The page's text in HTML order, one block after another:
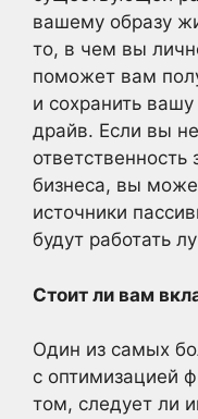
вашему образу
то, в чем вы
поможет вам
и сохранить
драйв. Если вы
ответственность
бизнеса, вы
источники
будут работать
Стоит ли вам
Один из самых
с оптимизацией
том, следует ли